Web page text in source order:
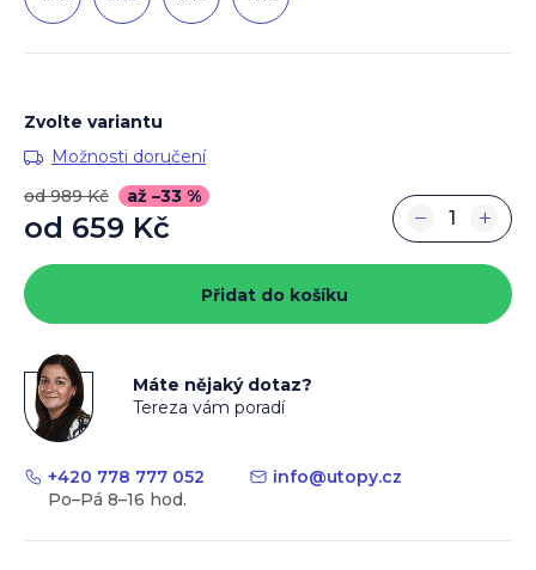
Zvolte variantu
Možnosti doručení
od 989 Kč
až –33 %
od 659 Kč
cena:
+
−
Přidat do košíku
Máte nějaký dotaz?
Tereza vám poradí
+420 778 777 052 info@utopy.cz